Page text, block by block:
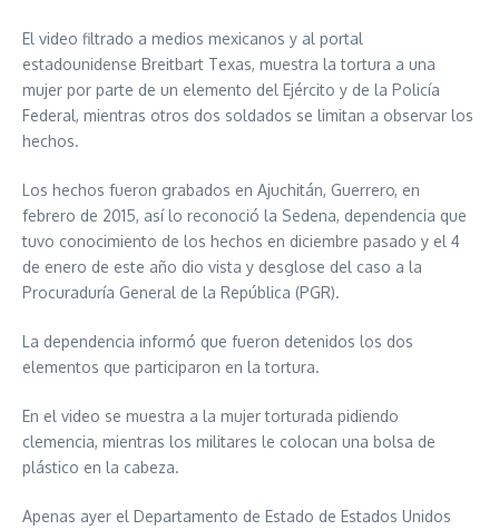
El video filtrado a medios mexicanos y al portal
estadounidense Breitbart Texas, muestra la tortura a una
mujer por parte de un elemento del Ejército y de la Policía
Federal, mientras otros dos soldados se limitan a observar los
hechos.
Los hechos fueron grabados en Ajuchitán, Guerrero, en
febrero de 2015, así lo reconoció la Sedena, dependencia que
tuvo conocimiento de los hechos en diciembre pasado y el 4
de enero de este año dio vista y desglose del caso a la
Procuraduría General de la República (PGR).
La dependencia informó que fueron detenidos los dos
elementos que participaron en la tortura.
En el video se muestra a la mujer torturada pidiendo
clemencia, mientras los militares le colocan una bolsa de
plástico en la cabeza.
Apenas ayer el Departamento de Estado de Estados Unidos